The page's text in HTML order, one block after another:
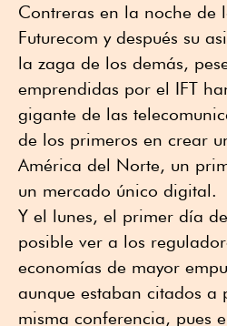
Contreras en la noche de
Futurecom y después su
la zaga de los demás,
emprendidas por el IFT
gigante de las
de los primeros en crear
América del Norte, un
un mercado único digital.
Y el lunes, el primer día
posible ver a los
economías de mayor
aunque estaban citados a
misma conferencia, pues